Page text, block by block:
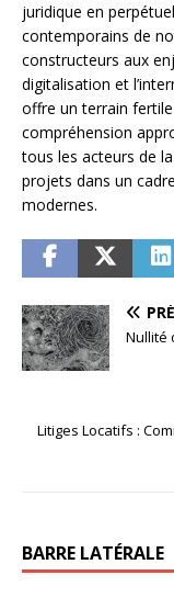
juridique en
contemporains de
constructeurs aux
digitalisation et
offre un terrain
compréhension
tous les acteurs de
projets dans un
modernes.
Nullité
Litiges Locatifs :
BARRE LATÉRALE